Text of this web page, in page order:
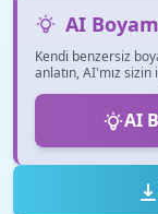
AI
Kendi benzersiz
anlatın, AI'mız
AI